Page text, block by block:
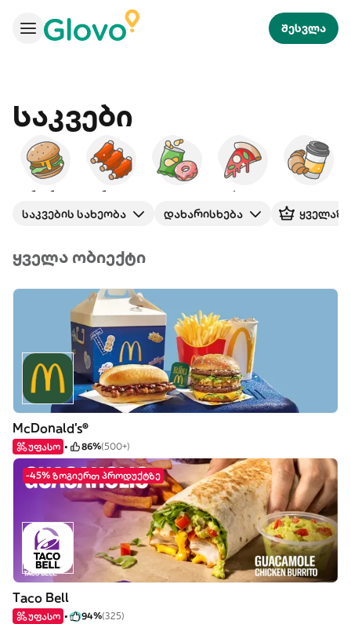
შესვლა
Საკვები
ბურგერები ამერიკული პიცა
საკვების სახეობა დახარისხება
ყველა ობიექტი
McDonald's®
უფასო 86%(500+)
-45% ზოგიერთ პროდუქტზე
Taco Bell
უფასო 94%(325)